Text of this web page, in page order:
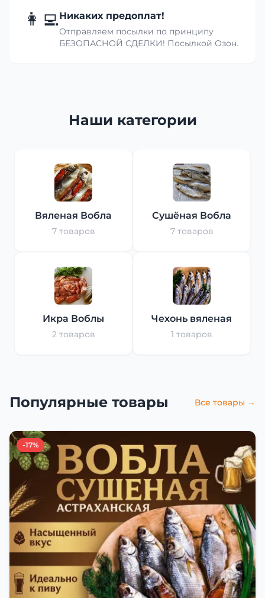
👩‍💻Никаких предоплат!
Отправляем посылки по принципу
БЕЗОПАСНОЙ СДЕЛКИ! Посылкой Озон.
Наши категории
Вяленая Вобла
7 товаров
Сушёная Вобла
7 товаров
Икра Воблы
2 товаров
Чехонь вяленая
1 товаров
Популярные товары Все товары →
-17%